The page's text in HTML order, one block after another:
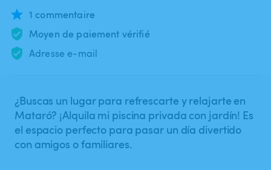
1 commentaire
Moyen de paiement vérifié
Adresse e-mail
¿Buscas un lugar para refrescarte y relajarte en
Mataró? ¡Alquila mi piscina privada con jardín! Es
el espacio perfecto para pasar un día divertido
con amigos o familiares.